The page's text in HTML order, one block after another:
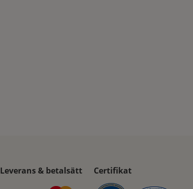
Leverans & betalsätt Certifikat